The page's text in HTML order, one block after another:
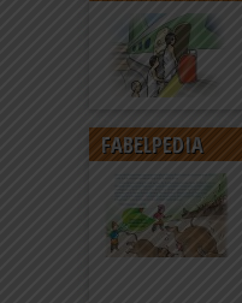
FABELPEDIA